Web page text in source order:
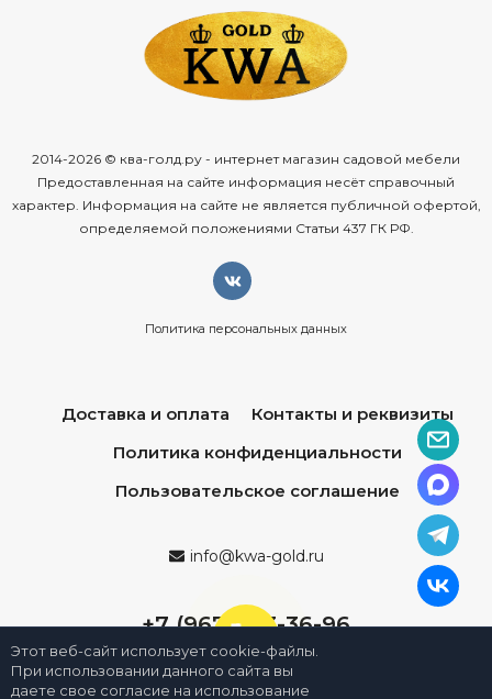
2014-2026 © ква-голд.ру - интернет магазин садовой мебели
Предоставленная на сайте информация несёт справочный
характер. Информация на сайте не является публичной офертой,
определяемой положениями Статьи 437 ГК РФ.
Политика персональных данных
Доставка и оплата
Контакты и реквизиты
Политика конфиденциальности
Пользовательское соглашение
info@kwa-gold.ru
+7 (967) 013-36-96
Этот веб-сайт использует cookie-файлы.
При использовании данного сайта вы
даете свое согласие на использование